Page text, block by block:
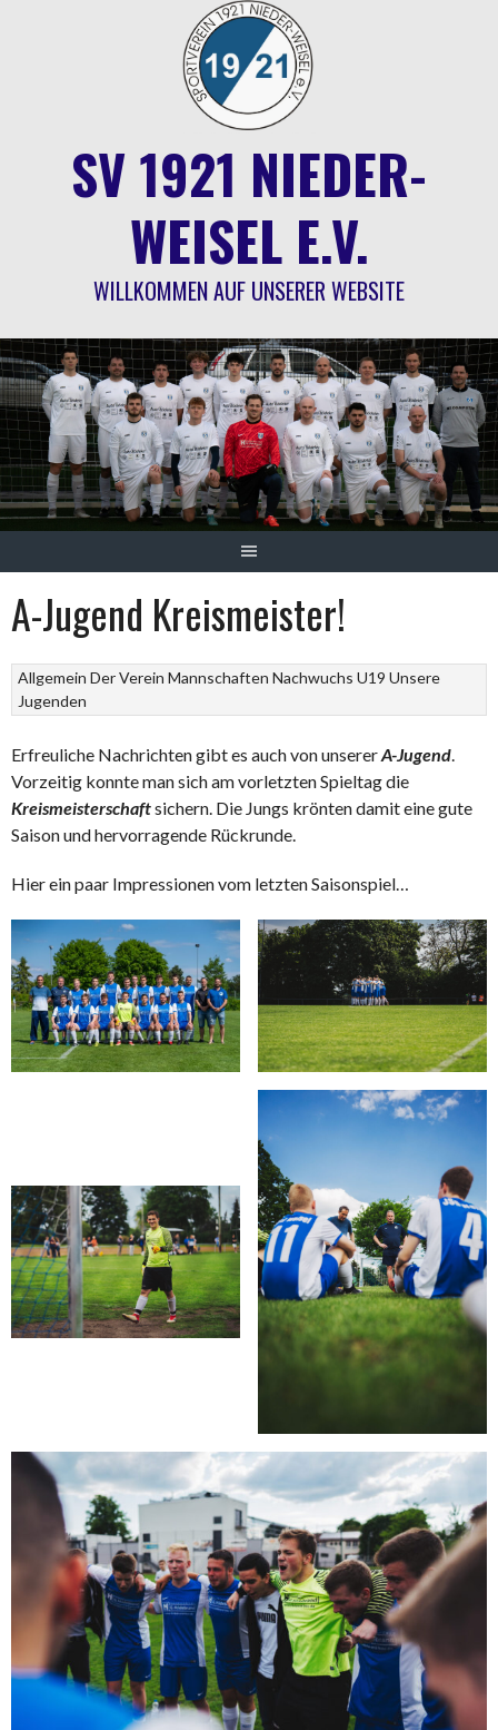
SV 1921 NIEDER-
WEISEL E.V.
WILLKOMMEN AUF UNSERER WEBSITE
A-Jugend Kreismeister!
Allgemein Der Verein Mannschaften Nachwuchs U19 Unsere
Jugenden
Erfreuliche Nachrichten gibt es auch von unsererA-Jugend.
Vorzeitig konnte man sich am vorletzten Spieltag die
Kreismeisterschaftsichern. Die Jungs krönten damit eine gute
Saison und hervorragende Rückrunde.
Hier ein paar Impressionen vom letzten Saisonspiel…